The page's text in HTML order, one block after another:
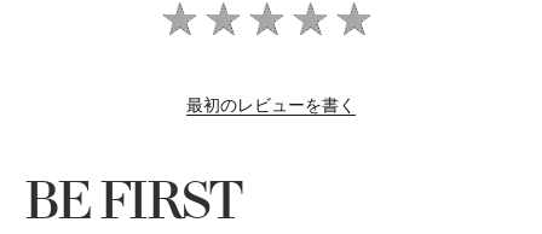
最初のレビューを書く
BE FIRST